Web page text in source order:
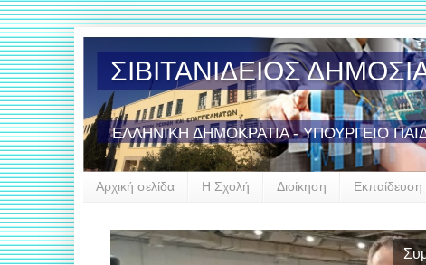
ΣΙΒΙΤΑΝΙΔΕΙΟΣ
ΕΛΛΗΝΙΚΗ ΔΗΜΟΚΡΑΤΙΑ - ΥΠΟΥΡΓΕΙΟ
Αρχική σελίδα Η Σχολή Διοίκηση